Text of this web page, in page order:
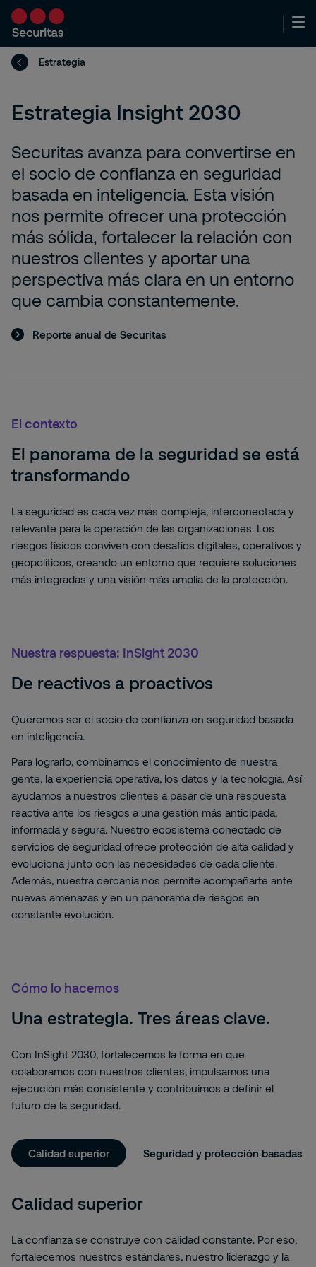
Estrategia
Estrategia Insight 2030
Securitas avanza para convertirse en
el socio de confianza en seguridad
basada en inteligencia. Esta visión
nos permite ofrecer una protección
más sólida, fortalecer la relación con
nuestros clientes y aportar una
perspectiva más clara en un entorno
que cambia constantemente.
Reporte anual de Securitas
El contexto
El panorama de la seguridad se está
transformando
La seguridad es cada vez más compleja, interconectada y
relevante para la operación de las organizaciones. Los
riesgos físicos conviven con desafíos digitales, operativos y
geopolíticos, creando un entorno que requiere soluciones
más integradas y una visión más amplia de la protección.
Nuestra respuesta: InSight 2030
De reactivos a proactivos
Queremos ser el socio de confianza en seguridad basada
en inteligencia.
Para lograrlo, combinamos el conocimiento de nuestra
gente, la experiencia operativa, los datos y la tecnología. Así
ayudamos a nuestros clientes a pasar de una respuesta
reactiva ante los riesgos a una gestión más anticipada,
informada y segura. Nuestro ecosistema conectado de
servicios de seguridad ofrece protección de alta calidad y
evoluciona junto con las necesidades de cada cliente.
Además, nuestra cercanía nos permite acompañarte ante
nuevas amenazas y en un panorama de riesgos en
constante evolución.
Cómo lo hacemos
Una estrategia. Tres áreas clave.
Con InSight 2030, fortalecemos la forma en que
colaboramos con nuestros clientes, impulsamos una
ejecución más consistente y contribuimos a definir el
futuro de la seguridad.
Calidad superior Seguridad y protección basadas
Calidad superior
La confianza se construye con calidad constante. Por eso,
fortalecemos nuestros estándares, nuestro liderazgo y la